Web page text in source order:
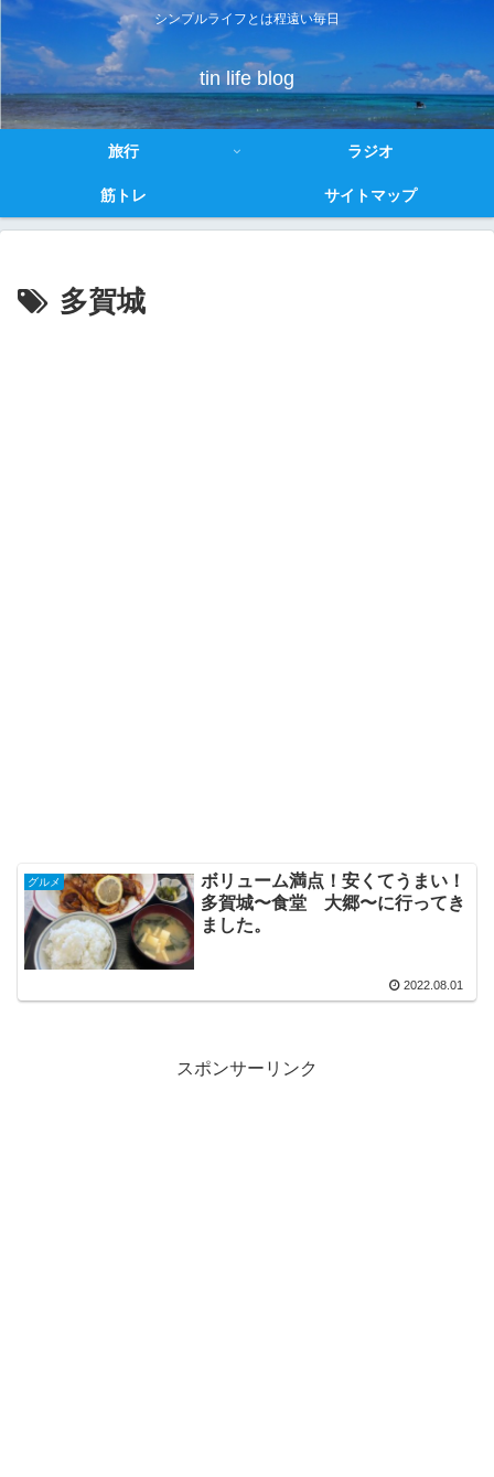
シンプルライフとは程遠い毎日
tin life blog
旅行 ラジオ
筋トレ サイトマップ
多賀城
グルメ
ボリューム満点！安くてうまい！
多賀城〜食堂 大郷〜に行ってき
ました。
2022.08.01
スポンサーリンク